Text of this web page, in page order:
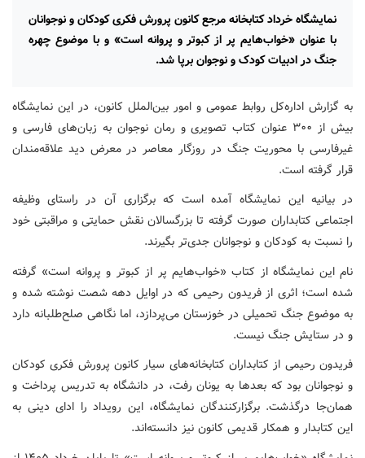
نمایشگاه خرداد کتابخانه مرجع کانون پرورش فکری کودکان و نوجوانان
با عنوان «خواب‌هایم پر از کبوتر و پروانه است» و با موضوع چهره
جنگ در ادبیات کودک و نوجوان برپا شد.
به گزارش اداره‌کل روابط عمومی و امور بین‌الملل کانون، در این نمایشگاه
بیش از ۳۰۰ عنوان کتاب تصویری و رمان نوجوان به زبان‌های فارسی و
غیرفارسی با محوریت جنگ در روزگار معاصر در معرض دید علاقه‌مندان
قرار گرفته است.
در بیانیه این نمایشگاه آمده است که برگزاری آن در راستای وظیفه
اجتماعی کتابداران صورت گرفته تا بزرگسالان نقش حمایتی و مراقبتی خود
را نسبت به کودکان و نوجوانان جدی‌تر بگیرند.
نام این نمایشگاه از کتاب «خواب‌هایم پر از کبوتر و پروانه است» گرفته
شده است؛ اثری از فریدون رحیمی که در اوایل دهه شصت نوشته شده و
به موضوع جنگ تحمیلی در خوزستان می‌پردازد، اما نگاهی صلح‌طلبانه دارد
و در ستایش جنگ نیست.
فریدون رحیمی از کتابداران کتابخانه‌های سیار کانون پرورش فکری کودکان
و نوجوانان بود که بعدها به یونان رفت، در دانشگاه به تدریس پرداخت و
همان‌جا درگذشت. برگزارکنندگان نمایشگاه، این رویداد را ادای دینی به
این کتابدار و همکار قدیمی کانون نیز دانسته‌اند.